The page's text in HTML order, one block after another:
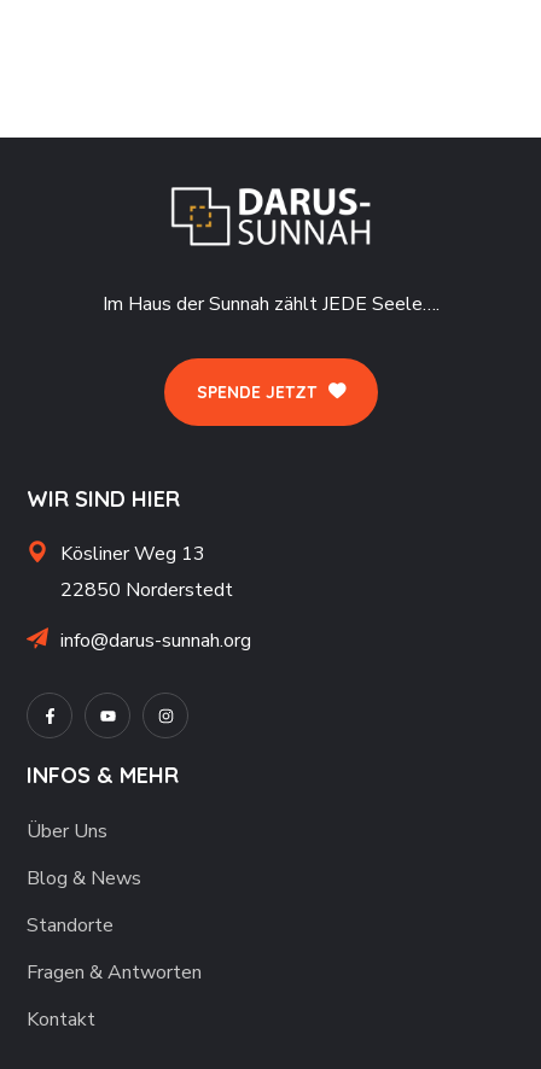
Im Haus der Sunnah zählt JEDE Seele….
SPENDE JETZT
WIR SIND HIER
Kösliner Weg 13
22850 Norderstedt
info@darus-sunnah.org
INFOS & MEHR
Über Uns
Blog & News
Standorte
Fragen & Antworten
Kontakt